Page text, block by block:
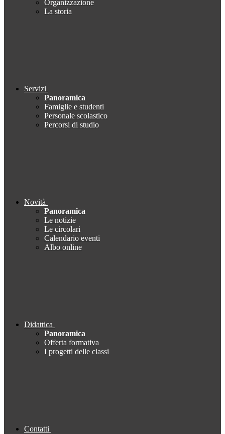
Organizzazione
La storia
Servizi
Panoramica
Famiglie e studenti
Personale scolastico
Percorsi di studio
Novità
Panoramica
Le notizie
Le circolari
Calendario eventi
Albo online
Didattica
Panoramica
Offerta formativa
I progetti delle classi
Contatti